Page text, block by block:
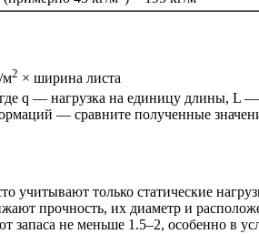
м2 × ширина листа
q — нагрузка на единицу длины, L —
— сравните полученные
учитывают только статические
прочность, их диаметр и
запаса не меньше 1.5–2, особенно в